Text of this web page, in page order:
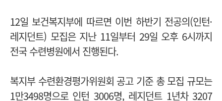
12일 보건복지부에 따르면 이번 하반기 전공의(인턴·
레지던트) 모집은 지난 11일부터 29일 오후 6시까지
전국 수련병원에서 진행된다.
복지부 수련환경평가위원회 공고 기준 총 모집 규모는
1만3498명으로 인턴 3006명, 레지던트 1년차 3207